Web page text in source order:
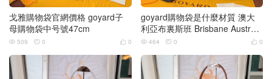
戈雅購物袋官網價格 goyard子
母購物袋中号號47cm
 0
 509  0
goyard購物袋是什麼材質 澳大
利亞布裏斯班 Brisbane Australi
a
 0
 464  0